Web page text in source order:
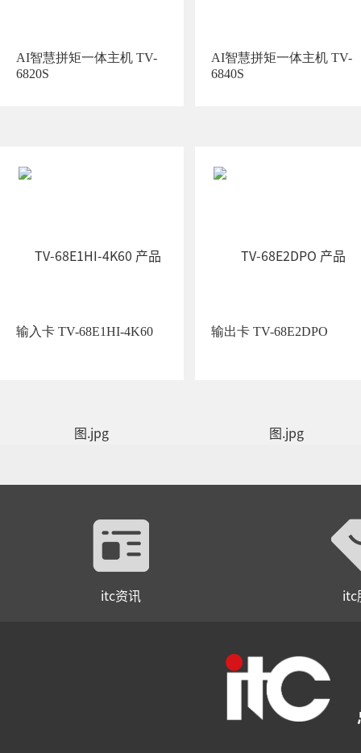
AI智慧拼矩一体主机 TV-
6820S
AI智慧拼矩一体主机 TV-
6840S
输入卡 TV-68E1HI-4K60 输出卡 TV-68E2DPO
itc资讯 itc